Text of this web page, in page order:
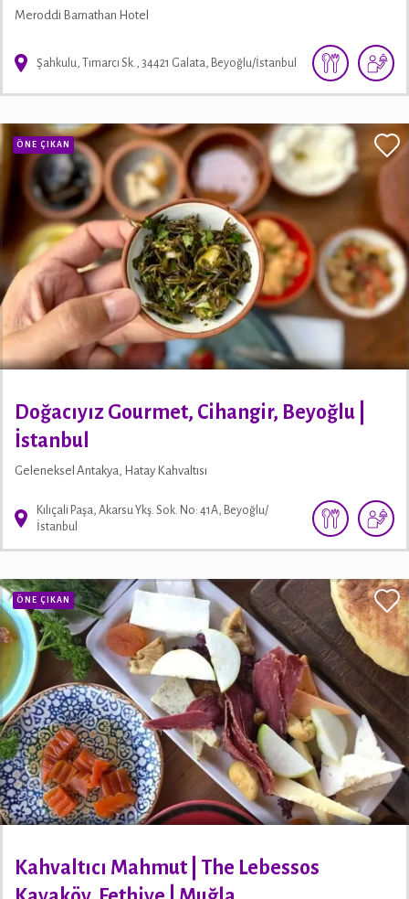
Meroddi Barnathan Hotel
Şahkulu, Tımarcı Sk., 34421 Galata, Beyoğlu/İstanbul
ÖNE ÇIKAN
Doğacıyız Gourmet, Cihangir, Beyoğlu |
İstanbul
Geleneksel Antakya, Hatay Kahvaltısı
Kılıçali Paşa, Akarsu Ykş. Sok. No: 41A, Beyoğlu/
İstanbul
ÖNE ÇIKAN
Kahvaltıcı Mahmut | The Lebessos